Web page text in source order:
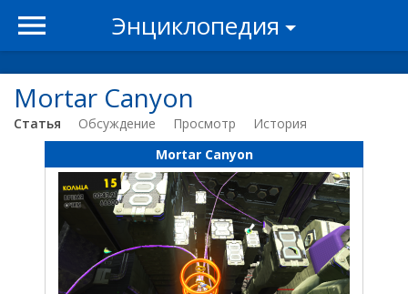
Энциклопедия
Mortar Canyon
Статья Обсуждение Просмотр
История
Mortar Canyon